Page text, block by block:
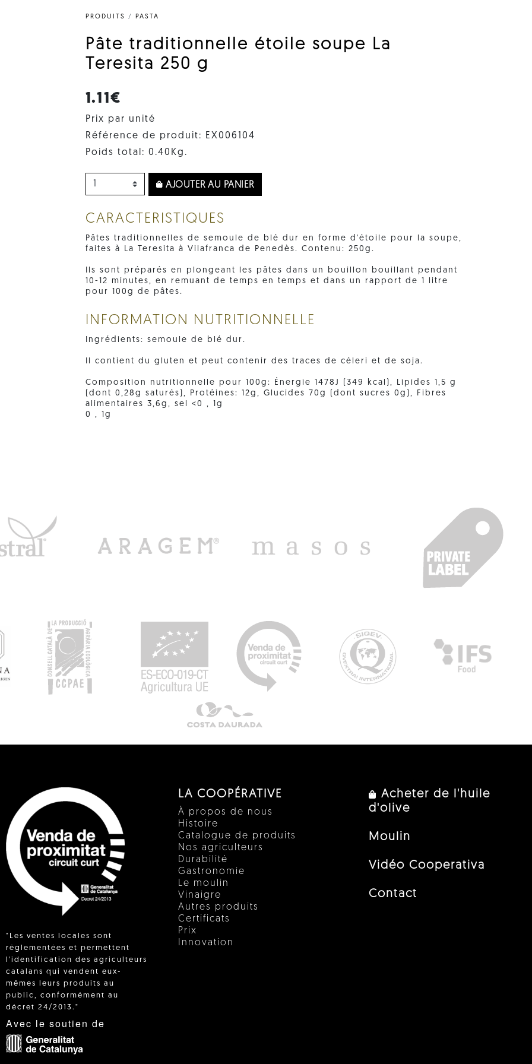
PRODUITS / PASTA
Pâte traditionnelle étoile soupe La
Teresita 250 g
1.11€
Prix par unité
Référence de produit: EX006104
Poids total: 0.40Kg.
AJOUTER AU PANIER
CARACTERISTIQUES
Pâtes traditionnelles de semoule de blé dur en forme d'étoile pour la soupe,
faites à La Teresita à Vilafranca de Penedès. Contenu: 250g.
Ils sont préparés en plongeant les pâtes dans un bouillon bouillant pendant
10-12 minutes, en remuant de temps en temps et dans un rapport de 1 litre
pour 100g de pâtes.
INFORMATION NUTRITIONNELLE
Ingrédients: semoule de blé dur.
Il contient du gluten et peut contenir des traces de céleri et de soja.
Composition nutritionnelle pour 100g: Énergie 1478J (349 kcal), Lipides 1,5 g
(dont 0,28g saturés), Protéines: 12g, Glucides 70g (dont sucres 0g), Fibres
alimentaires 3,6g, sel <0 , 1g
0 , 1g
IN
"Les ventes locales sont
réglementées et permettent
l'identification des agriculteurs
catalans qui vendent eux-
mêmes leurs produits au
public, conformément au
décret 24/2013."
Avec le soutien de
LA COOPÉRATIVE
À propos de nous
Histoire
Catalogue de produits
Nos agriculteurs
Durabilité
Gastronomie
Le moulin
Vinaigre
Autres produits
Certificats
Prix
Innovation
Acheter de l'huile
d'olive
Moulin
Vidéo Cooperativa
Contact